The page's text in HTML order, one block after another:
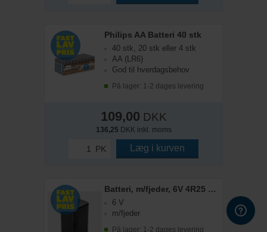
Philips AA Batteri 40 stk
40 stk, 20 stk eller 4 stk
AA (LR6)
God til hverdagsbehov
På lager: 1-2 dages levering
109,00 DKK
136,25 DKK inkl. moms
PK Læg i kurven
Batteri, m/fjeder, 6V 4R25 7Ah
6 V
m/fjeder
På lager: 1-2 dages levering